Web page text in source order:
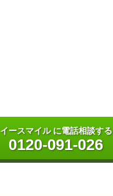
イースマイル に電話相談する
0120-091-026